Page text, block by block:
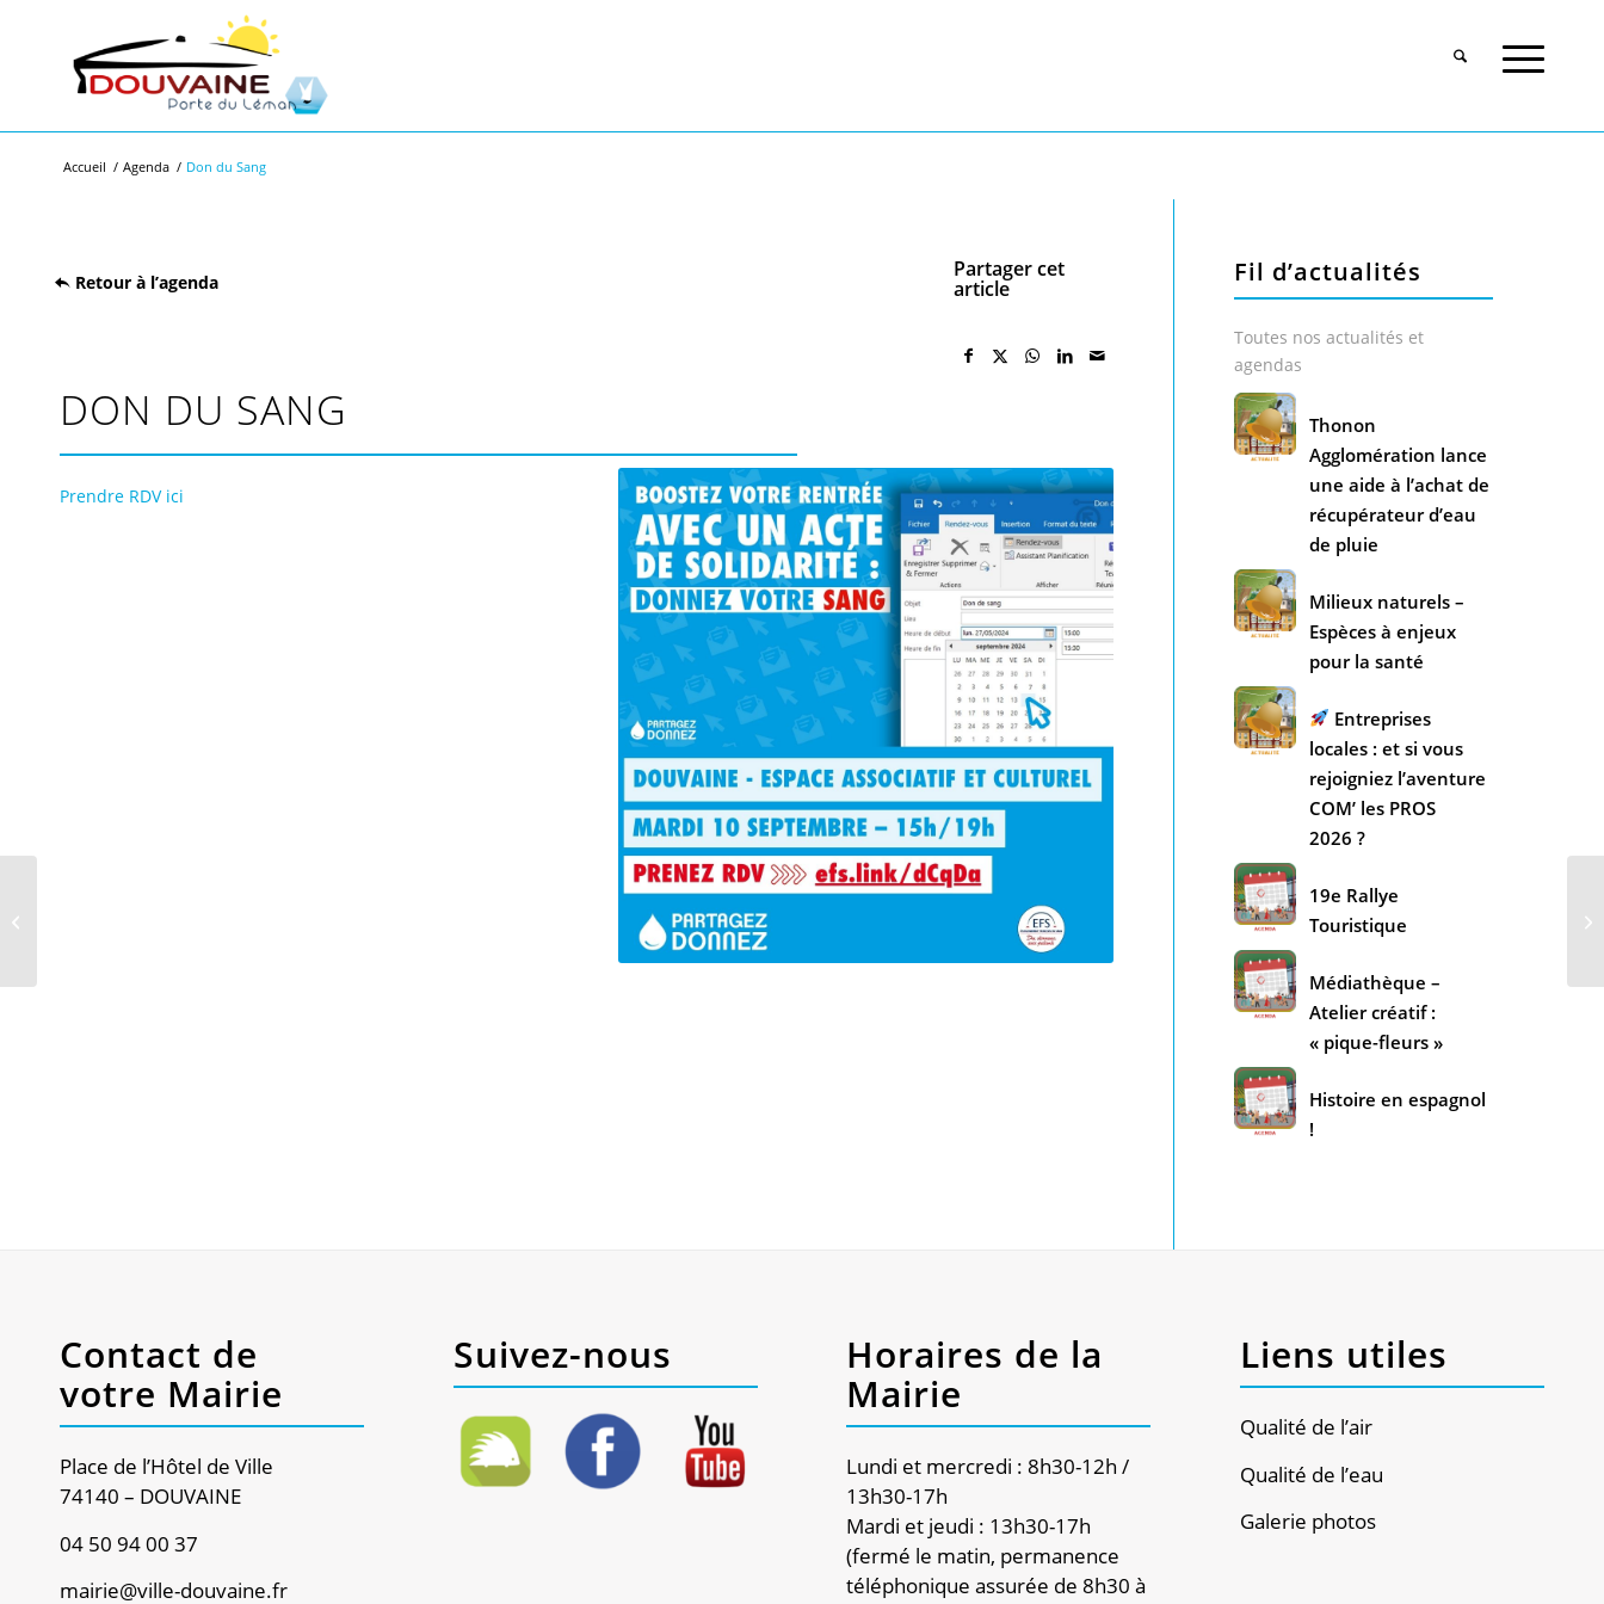
Accueil / Agenda / Don du Sang
Retour à l’agenda
Partager cet
article
DON DU SANG
Prendre RDV ici
Fil d’actualités
Toutes nos actualités et
agendas
Thonon
Agglomération lance
une aide à l’achat de
récupérateur d’eau
de pluie
Milieux naturels –
Espèces à enjeux
pour la santé
Entreprises
locales : et si vous
rejoigniez l’aventure
COM’ les PROS
2026 ?
19e Rallye
Touristique
Médiathèque –
Atelier créatif :
« pique-fleurs »
Histoire en espagnol
!
Contact de
votre Mairie
Place de l’Hôtel de Ville
74140 – DOUVAINE
04 50 94 00 37
mairie@ville-douvaine.fr
Suivez-nous
Horaires de la
Mairie
Lundi et mercredi : 8h30-12h /
13h30-17h
Mardi et jeudi : 13h30-17h
(fermé le matin, permanence
téléphonique assurée de 8h30 à
Liens utiles
Qualité de l’air
Qualité de l’eau
Galerie photos